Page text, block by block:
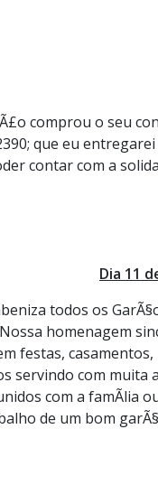
comprou o seu
que eu
contar com a
Dia 11
todos os
homenagem
festas,
servindo com muita
com a famÃ­lia
de um bom